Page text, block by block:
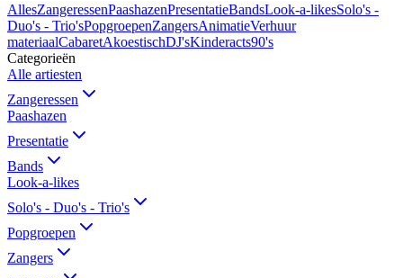
AllesZangeressenPaashazenPresentatieBandsLook-a-likesSolo's -
Duo's - Trio'sPopgroepenZangersAnimatieVerhuur
materiaalCabaretAkoestischDJ'sKinderacts90's
Categorieën
Alle artiesten
Zangeressen
Paashazen
Presentatie
Bands
Look-a-likes
Solo's - Duo's - Trio's
Popgroepen
Zangers